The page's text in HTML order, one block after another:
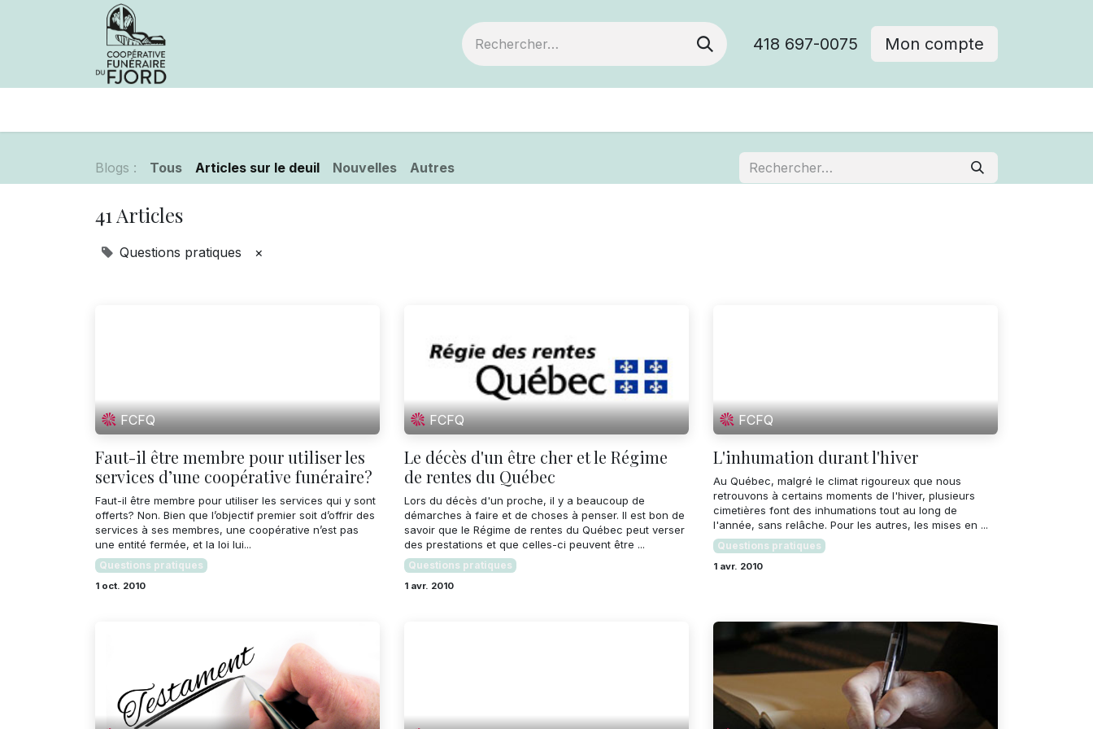
418 697-0075 Mon compte
Blogs : Tous Articles sur le deuil Nouvelles Autres
41 Articles
Questions pratiques ×
FCFQ
Faut-il être membre pour utiliser les
services d’une coopérative funéraire?
Faut-il être membre pour utiliser les services qui y sont
offerts? Non. Bien que l’objectif premier soit d’offrir des
services à ses membres, une coopérative n’est pas
une entité fermée, et la loi lui...
Questions pratiques
1 oct. 2010
FCFQ
Le décès d'un être cher et le Régime
de rentes du Québec
Lors du décès d'un proche, il y a beaucoup de
démarches à faire et de choses à penser. Il est bon de
savoir que le Régime de rentes du Québec peut verser
des prestations et que celles-ci peuvent être ...
Questions pratiques
1 avr. 2010
FCFQ
L'inhumation durant l'hiver
Au Québec, malgré le climat rigoureux que nous
retrouvons à certains moments de l'hiver, plusieurs
cimetières font des inhumations tout au long de
l'année, sans relâche. Pour les autres, les mises en ...
Questions pratiques
1 avr. 2010